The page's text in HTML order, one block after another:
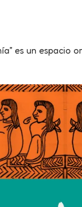
es un espacio